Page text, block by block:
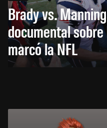
Brady vs.
documental
marcó la NFL